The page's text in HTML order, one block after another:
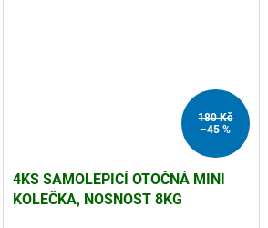
180 Kč
–45 %
4KS SAMOLEPICÍ OTOČNÁ MINI
KOLEČKA, NOSNOST 8KG